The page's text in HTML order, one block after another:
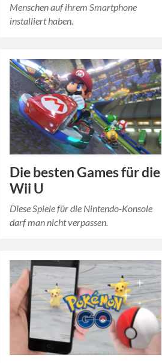
Menschen auf ihrem Smartphone
installiert haben.
Die besten Games für die
Wii U
Diese Spiele für die Nintendo-Konsole
darf man nicht verpassen.